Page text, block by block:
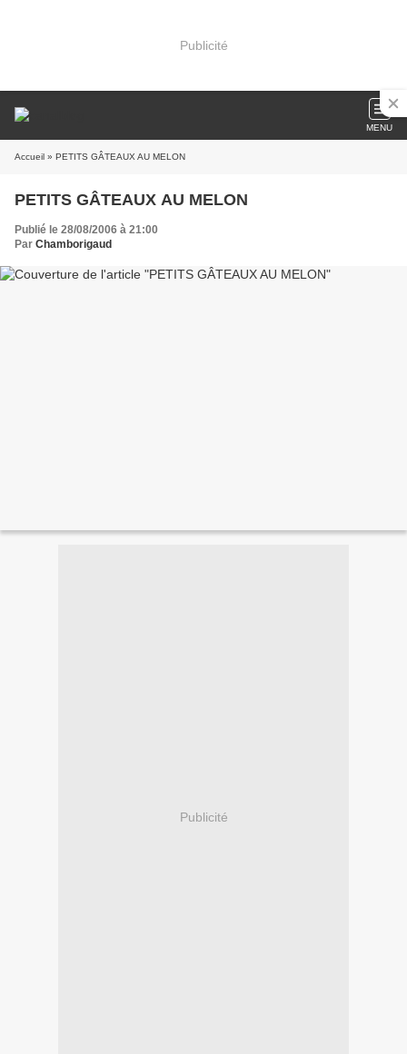
Publicité
MENU
Accueil » PETITS GÂTEAUX AU MELON
PETITS GÂTEAUX AU MELON
Publié le 28/08/2006 à 21:00
Par Chamborigaud
Publicité